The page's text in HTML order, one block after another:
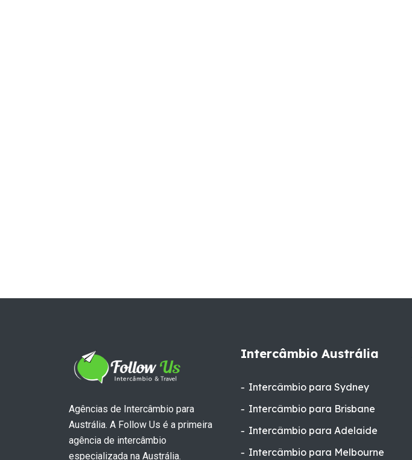
Agências de Intercâmbio para
Austrália. A Follow Us é a primeira
agência de intercâmbio
especializada na Austrália.
Intercâmbio Austrália
Intercâmbio para Sydney
Intercâmbio para Brisbane
Intercâmbio para Adelaide
Intercâmbio para Melbourne